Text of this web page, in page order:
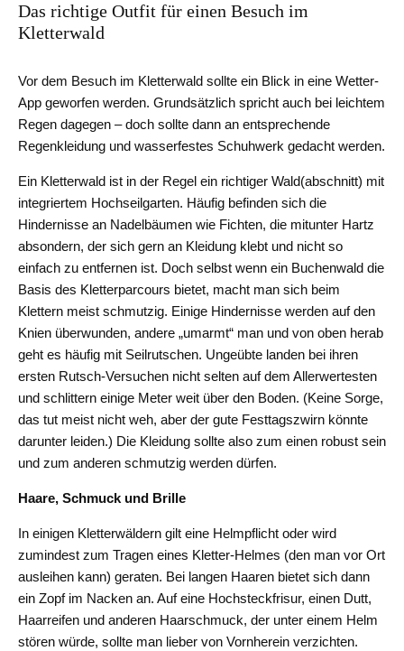
Das richtige Outfit für einen Besuch im
Kletterwald
Vor dem Besuch im Kletterwald sollte ein Blick in eine Wetter-
App geworfen werden. Grundsätzlich spricht auch bei leichtem
Regen dagegen – doch sollte dann an entsprechende
Regenkleidung und wasserfestes Schuhwerk gedacht werden.
Ein Kletterwald ist in der Regel ein richtiger Wald(abschnitt) mit
integriertem Hochseilgarten. Häufig befinden sich die
Hindernisse an Nadelbäumen wie Fichten, die mitunter Hartz
absondern, der sich gern an Kleidung klebt und nicht so
einfach zu entfernen ist. Doch selbst wenn ein Buchenwald die
Basis des Kletterparcours bietet, macht man sich beim
Klettern meist schmutzig. Einige Hindernisse werden auf den
Knien überwunden, andere „umarmt“ man und von oben herab
geht es häufig mit Seilrutschen. Ungeübte landen bei ihren
ersten Rutsch-Versuchen nicht selten auf dem Allerwertesten
und schlittern einige Meter weit über den Boden. (Keine Sorge,
das tut meist nicht weh, aber der gute Festtagszwirn könnte
darunter leiden.) Die Kleidung sollte also zum einen robust sein
und zum anderen schmutzig werden dürfen.
Haare, Schmuck und Brille
In einigen Kletterwäldern gilt eine Helmpflicht oder wird
zumindest zum Tragen eines Kletter-Helmes (den man vor Ort
ausleihen kann) geraten. Bei langen Haaren bietet sich dann
ein Zopf im Nacken an. Auf eine Hochsteckfrisur, einen Dutt,
Haarreifen und anderen Haarschmuck, der unter einem Helm
stören würde, sollte man lieber von Vornherein verzichten.